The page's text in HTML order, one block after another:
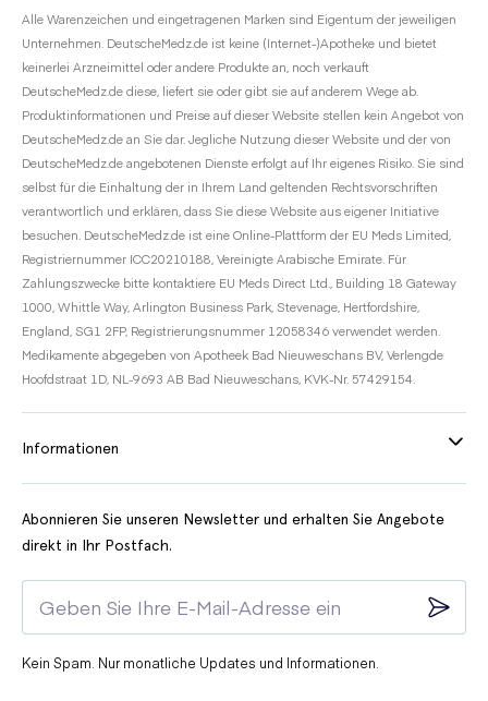
Alle Warenzeichen und eingetragenen Marken sind Eigentum der jeweiligen
Unternehmen. DeutscheMedz.de ist keine (Internet-)Apotheke und bietet
keinerlei Arzneimittel oder andere Produkte an, noch verkauft
DeutscheMedz.de diese, liefert sie oder gibt sie auf anderem Wege ab.
Produktinformationen und Preise auf dieser Website stellen kein Angebot von
DeutscheMedz.de an Sie dar. Jegliche Nutzung dieser Website und der von
DeutscheMedz.de angebotenen Dienste erfolgt auf Ihr eigenes Risiko. Sie sind
selbst für die Einhaltung der in Ihrem Land geltenden Rechtsvorschriften
verantwortlich und erklären, dass Sie diese Website aus eigener Initiative
besuchen. DeutscheMedz.de ist eine Online-Plattform der EU Meds Limited,
Registriernummer ICC20210188, Vereinigte Arabische Emirate. Für
Zahlungszwecke bitte kontaktiere EU Meds Direct Ltd., Building 18 Gateway
1000, Whittle Way, Arlington Business Park, Stevenage, Hertfordshire,
England, SG1 2FP, Registrierungsnummer 12058346 verwendet werden.
Medikamente abgegeben von Apotheek Bad Nieuweschans BV, Verlengde
Hoofdstraat 1D, NL-9693 AB Bad Nieuweschans, KVK-Nr. 57429154.
Informationen
Abonnieren Sie unseren Newsletter und erhalten Sie Angebote
direkt in Ihr Postfach.
Kein Spam. Nur monatliche Updates und Informationen.